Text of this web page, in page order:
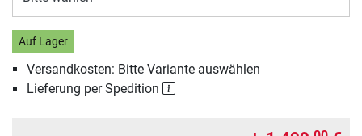
Auf Lager
Versandkosten: Bitte Variante auswählen
Lieferung per Spedition